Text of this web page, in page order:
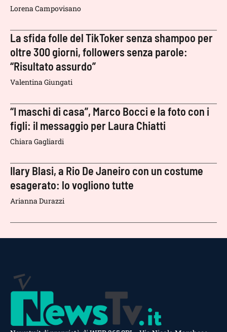
Lorena Campovisano
La sfida folle del TikToker senza shampoo per
oltre 300 giorni, followers senza parole:
“Risultato assurdo”
Valentina Giungati
“I maschi di casa”, Marco Bocci e la foto con i
figli: il messaggio per Laura Chiatti
Chiara Gagliardi
Ilary Blasi, a Rio De Janeiro con un costume
esagerato: lo vogliono tutte
Arianna Durazzi